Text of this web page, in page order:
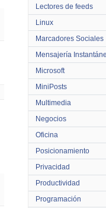
Lectores de feeds
Linux
Marcadores Sociales
Mensajería
Microsoft
MiniPosts
Multimedia
Negocios
Oficina
Posicionamiento
Privacidad
Productividad
Programación